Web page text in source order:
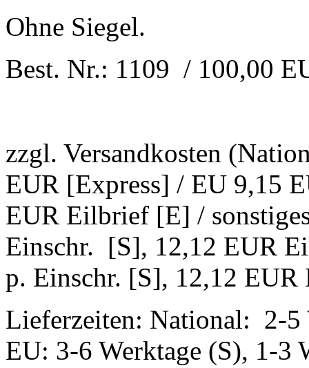
Ohne Siegel.
Best. Nr.: 1109 / 100,00
zzgl. Versandkosten
EUR [Express] / EU 9,15
EUR Eilbrief [E] /
Einschr. [S], 12,12 EUR
p. Einschr. [S], 12,12
Lieferzeiten: National: 2-5
EU: 3-6 Werktage (S), 1-3